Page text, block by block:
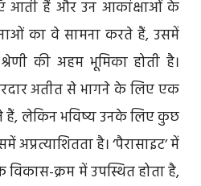
आती हैं और उन आकांक्षाओं के
का वे सामना करते हैं, उसमें
की अहम भूमिका होती है।
अतीत से भागने के लिए एक
हैं, लेकिन भविष्य उनके लिए कुछ
है। ‘पैरासाइट’ में
क्रम में उपस्थित होता है,